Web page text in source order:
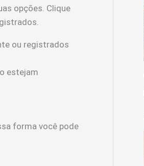
opções. Clique
ou registrados
estejam
forma você pode